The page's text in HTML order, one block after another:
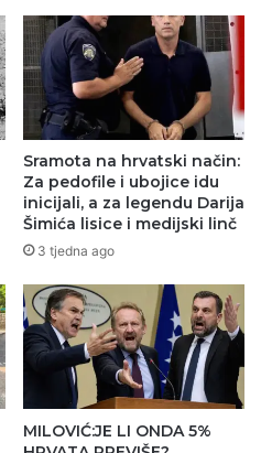
Sramota na hrvatski način:
Za pedofile i ubojice idu
inicijali, a za legendu Darija
Šimića lisice i medijski linč
3 tjedna ago
MILOVIĆ:JE LI ONDA 5%